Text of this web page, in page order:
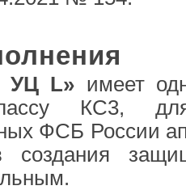
УЦ L» имеет
КС3, для
ФСБ России